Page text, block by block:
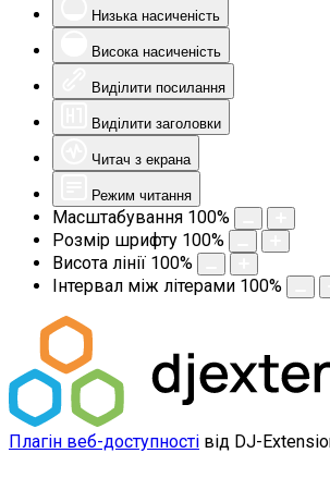
Низька насиченість
Висока насиченість
Виділити посилання
Виділити заголовки
Читач з екрана
Режим читання
Масштабування 100%
Розмір шрифту 100%
Висота лінії 100%
Інтервал між літерами 100%
Плагін веб-доступності від DJ-